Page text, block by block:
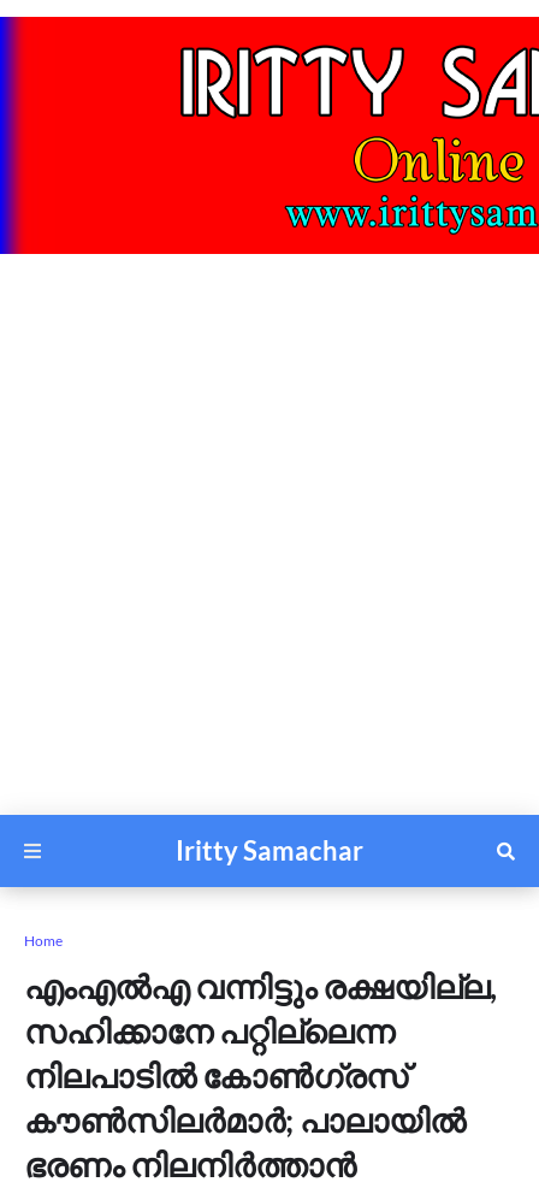
Iritty Samachar
Home
എംഎൽഎ വന്നിട്ടും രക്ഷയില്ല,
സഹിക്കാനേ പറ്റില്ലെന്ന
നിലപാടിൽ കോൺഗ്രസ്
കൗൺസിലർമാർ; പാലായിൽ
ഭരണം നിലനിർത്താൻ